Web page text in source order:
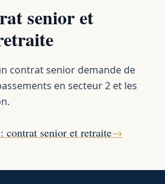
senior et
contrat senior demande de
en secteur 2 et les
senior et retraite→